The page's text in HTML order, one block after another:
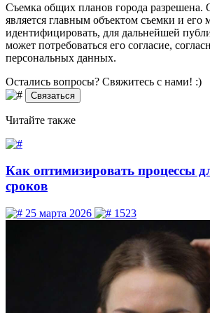
Съемка общих планов города разрешена.
является главным объектом съемки и его
идентифицировать, для дальнейшей
может потребоваться его согласие,
персональных данных.
Остались вопросы? Свяжитесь с нами! :)
Связаться
Читайте также
Как оптимизировать процессы
сроков
25 марта 2026 1523